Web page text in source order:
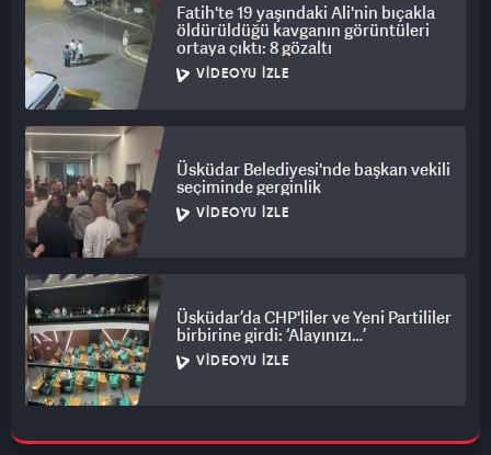
Fatih'te 19 yaşındaki Ali'nin bıçakla
öldürüldüğü kavganın görüntüleri
ortaya çıktı: 8 gözaltı
VIDEOYU İZLE
Üsküdar Belediyesi'nde başkan vekili
seçiminde gerginlik
VIDEOYU İZLE
Üsküdar’da CHP'liler ve Yeni Partililer
birbirine girdi: ‘Alayınızı…’
VIDEOYU İZLE